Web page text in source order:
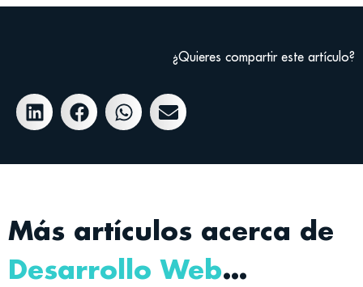
¿Quieres compartir este artículo?
Más artículos acerca de
Desarrollo Web…